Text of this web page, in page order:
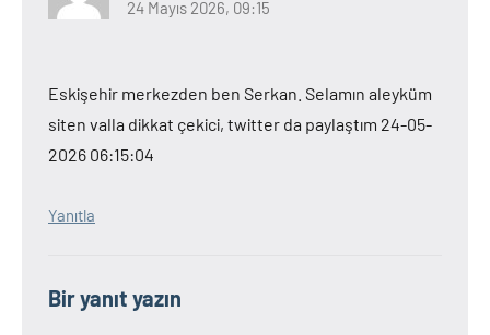
24 Mayıs 2026, 09:15
Eskişehir merkezden ben Serkan. Selamın aleyküm
siten valla dikkat çekici, twitter da paylaştım 24-05-
2026 06:15:04
Yanıtla
Bir yanıt yazın